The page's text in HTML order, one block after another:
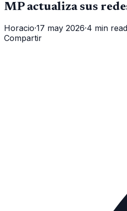
MP actualiza sus
Horacio·17 may 2026·4 min read
Compartir